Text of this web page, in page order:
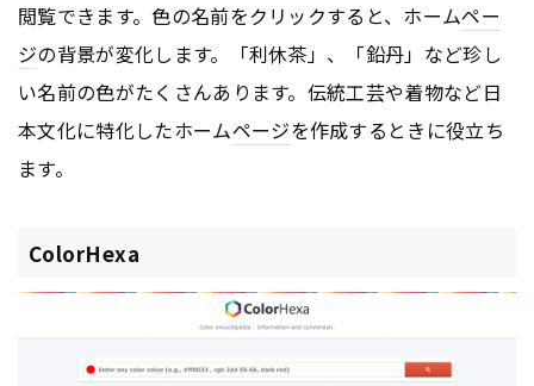
閲覧できます。色の名前をクリックすると、ホームペー
ジの背景が変化します。「利休茶」、「鉛丹」など珍し
い名前の色がたくさんあります。伝統工芸や着物など日
本文化に特化したホームページを作成するときに役立ち
ます。
ColorHexa